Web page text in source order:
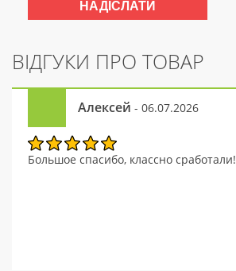
ВІДГУКИ ПРО ТОВАР
Алексей - 06.07.2026
Большое спасибо, классно сработали!